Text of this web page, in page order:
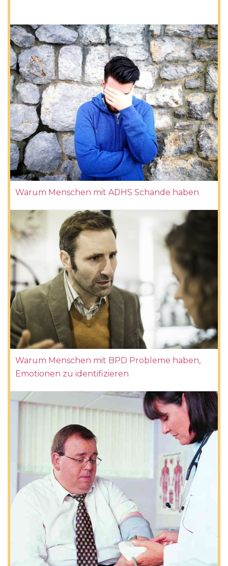
Warum Menschen mit ADHS Schande haben
Warum Menschen mit BPD Probleme haben,
Emotionen zu identifizieren